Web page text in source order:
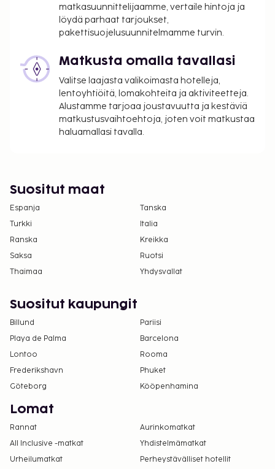
matkasuunnittelijaamme, vertaile hintoja ja
löydä parhaat tarjoukset,
pakettisuojelusuunnitelmamme turvin.
Matkusta omalla tavallasi
Valitse laajasta valikoimasta hotelleja,
lentoyhtiöitä, lomakohteita ja aktiviteetteja.
Alustamme tarjoaa joustavuutta ja kestäviä
matkustusvaihtoehtoja, joten voit matkustaa
haluamallasi tavalla.
Suositut maat
Espanja
Tanska
Turkki
Italia
Ranska
Kreikka
Saksa
Ruotsi
Thaimaa
Yhdysvallat
Suositut kaupungit
Billund
Pariisi
Playa de Palma
Barcelona
Lontoo
Rooma
Frederikshavn
Phuket
Göteborg
Kööpenhamina
Lomat
Rannat
Aurinkomatkat
All Inclusive -matkat
Yhdistelmämatkat
Urheilumatkat
Perheystävälliset hotellit